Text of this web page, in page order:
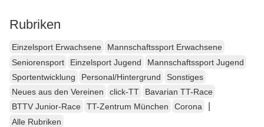
Rubriken
Einzelsport Erwachsene
Mannschaftssport Erwachsene
Seniorensport
Einzelsport Jugend
Mannschaftssport Jugend
Sportentwicklung
Personal/Hintergrund
Sonstiges
Neues aus den Vereinen
click-TT
Bavarian TT-Race
BTTV Junior-Race
TT-Zentrum München Corona
Alle Rubriken